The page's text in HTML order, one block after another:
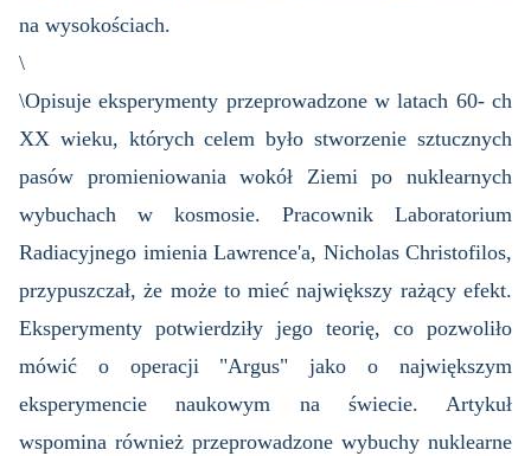
na wysokościach.
\
\Opisuje eksperymenty przeprowadzone w latach 60- ch
XX wieku, których celem było stworzenie sztucznych
pasów promieniowania wokół Ziemi po nuklearnych
wybuchach w kosmosie. Pracownik Laboratorium
Radiacyjnego imienia Lawrence'a, Nicholas Christofilos,
przypuszczał, że może to mieć największy rażący efekt.
Eksperymenty potwierdziły jego teorię, co pozwoliło
mówić o operacji "Argus" jako o największym
eksperymencie naukowym na świecie. Artykuł
wspomina również przeprowadzone wybuchy nuklearne